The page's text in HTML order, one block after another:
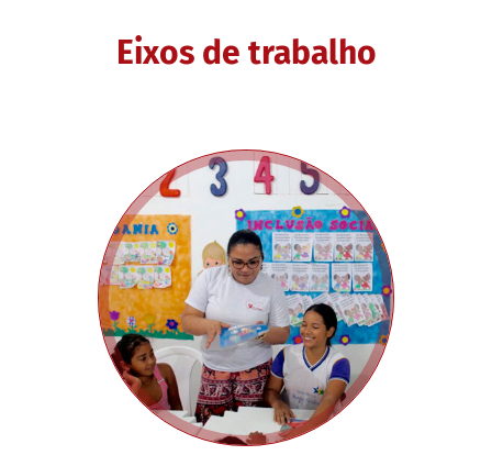
Eixos de trabalho